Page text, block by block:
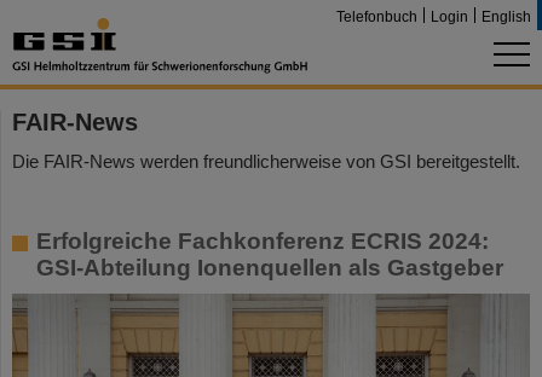
Telefonbuch Login English
FAIR-News
Die FAIR-News werden freundlicherweise von GSI bereitgestellt.
Erfolgreiche Fachkonferenz ECRIS 2024:
GSI-Abteilung Ionenquellen als Gastgeber